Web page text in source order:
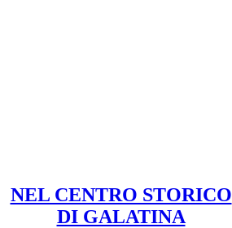
NEL CENTRO STORICO
DI GALATINA